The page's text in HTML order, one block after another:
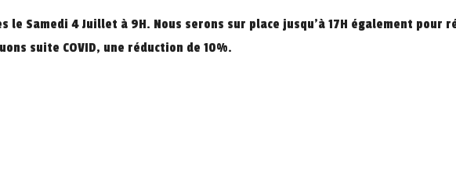
Samedi 4 Juillet à 9H. Nous serons sur place jusqu’à 17H également pour
suite COVID, une réduction de 10%.